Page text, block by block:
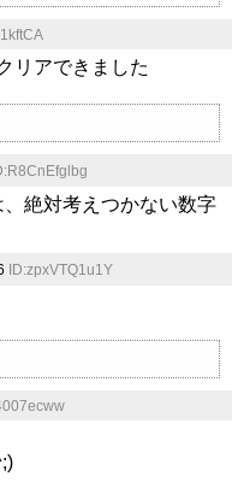
リアできました
絶対考えつかない数字
ID:zpxVTQ1u1Y